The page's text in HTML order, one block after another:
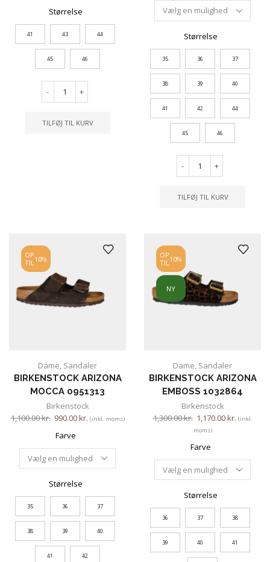
Størrelse
41 43 44
45 46
- +
TILFØJ TIL KURV
Størrelse
35 36 37
38 39 40
41 42 44
45 46
- +
TILFØJ TIL KURV
OP
TIL10%
Dame, Sandaler
BIRKENSTOCK ARIZONA
MOCCA 0951313
Birkenstock
1,100.00kr. 990.00kr. (inkl. moms)
Farve
Størrelse
35 36 37
38 39 40
41 42
OP
TIL10%
NY
Dame, Sandaler
BIRKENSTOCK ARIZONA
EMBOSS 1032864
Birkenstock
1,300.00kr. 1,170.00kr. (inkl.
moms)
Farve
Størrelse
36 37 38
39 40 41